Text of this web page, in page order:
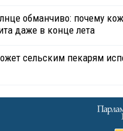
обманчиво: почему
даже в конце лета
сельским пекарям